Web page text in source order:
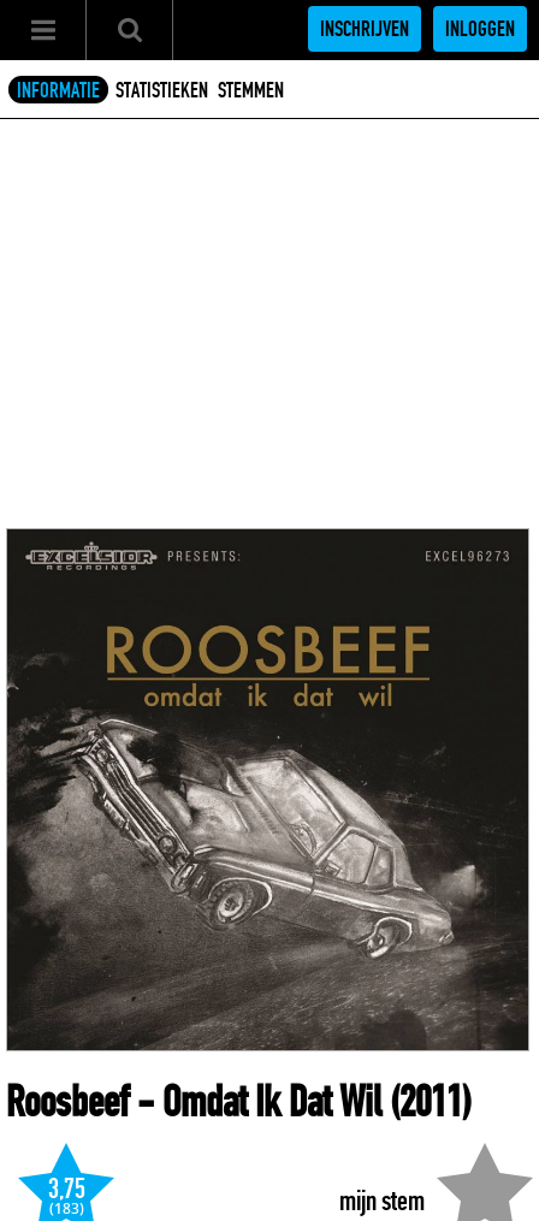
INSCHRIJVEN INLOGGEN
INFORMATIE STATISTIEKEN STEMMEN
Roosbeef- Omdat Ik Dat Wil(2011)
mijn stem
3,75
(183)